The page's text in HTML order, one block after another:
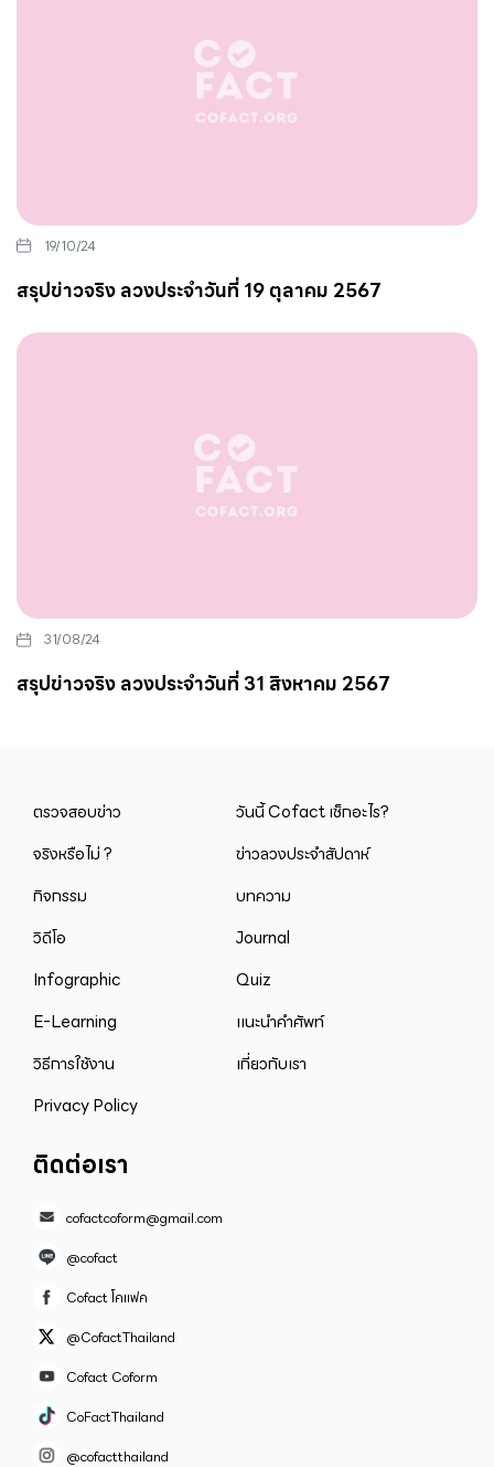
19/10/24
สรุปข่าวจริง ลวงประจำวันที่ 19 ตุลาคม 2567
31/08/24
สรุปข่าวจริง ลวงประจำวันที่ 31 สิงหาคม 2567
ตรวจสอบข่าว
วันนี้ Cofact เช็กอะไร?
จริงหรือไม่ ?
ข่าวลวงประจำสัปดาห์
กิจกรรม
บทความ
วิดีโอ
Journal
Infographic
Quiz
E-Learning
แนะนำคำศัพท์
วิธีการใช้งาน
เกี่ยวกับเรา
Privacy Policy
ติดต่อเรา
cofactcoform@gmail.com
@cofact
Cofact โคแฟค
@CofactThailand
Cofact Coform
CoFactThailand
@cofactthailand